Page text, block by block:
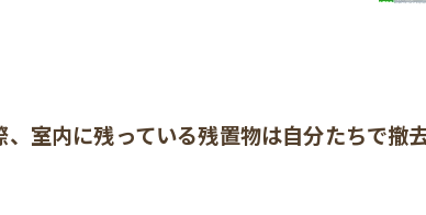
室内に残っている残置物は自分たちで撤